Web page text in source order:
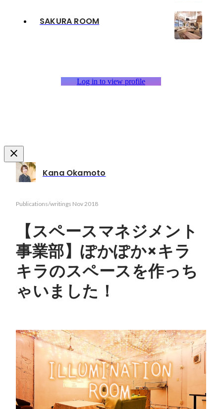
SAKURA ROOM
Log in to view profile
Kana Okamoto
Publications/writings Nov 2018
【スペースマネジメント
事業部】ぽかぽか×キラ
キラのスペースを作っち
ゃいました！